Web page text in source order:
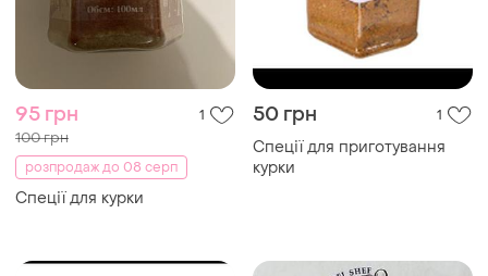
95 грн 1
100 грн
розпродаж до 08 серп
Спеції для курки
50 грн 1
Спеції для приготування
курки